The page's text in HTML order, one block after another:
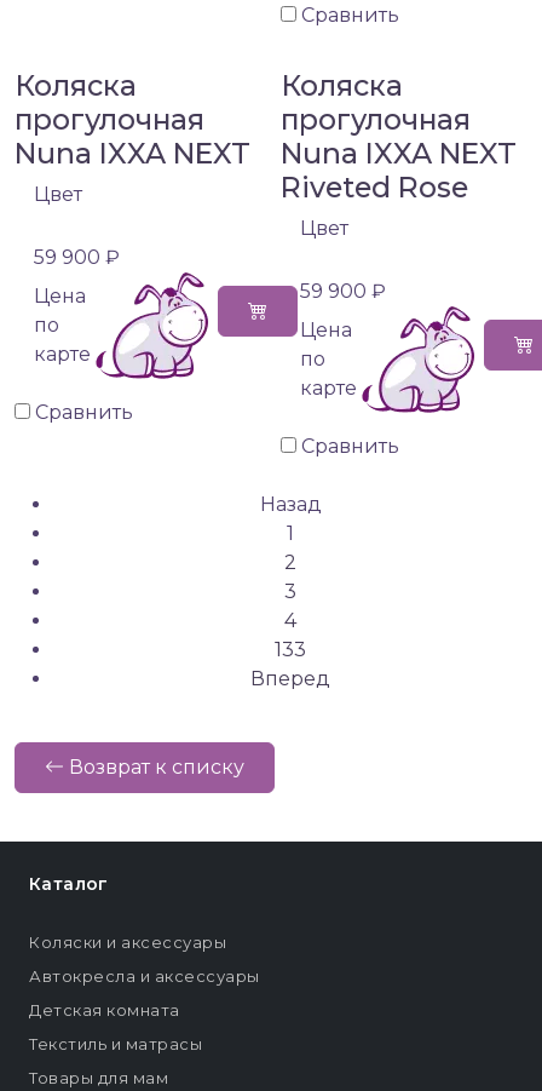
Сравнить
Коляска
прогулочная
Nuna IXXA NEXT
Цвет
59 900 ₽
Цена
по
карте
Сравнить
Коляска
прогулочная
Nuna IXXA NEXT
Riveted Rose
Цвет
59 900 ₽
Цена
по
карте
Сравнить
Назад
1
2
3
4
133
Вперед
Возврат к списку
Каталог
Коляски и аксессуары
Автокресла и аксессуары
Детская комната
Текстиль и матрасы
Товары для мам